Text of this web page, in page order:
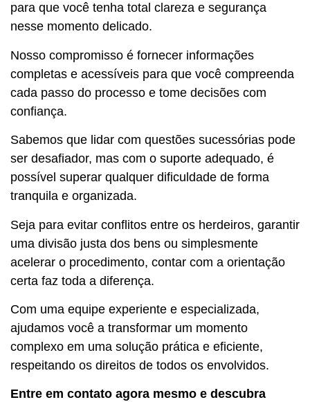
para que você tenha total clareza e segurança
nesse momento delicado.
Nosso compromisso é fornecer informações
completas e acessíveis para que você compreenda
cada passo do processo e tome decisões com
confiança.
Sabemos que lidar com questões sucessórias pode
ser desafiador, mas com o suporte adequado, é
possível superar qualquer dificuldade de forma
tranquila e organizada.
Seja para evitar conflitos entre os herdeiros, garantir
uma divisão justa dos bens ou simplesmente
acelerar o procedimento, contar com a orientação
certa faz toda a diferença.
Com uma equipe experiente e especializada,
ajudamos você a transformar um momento
complexo em uma solução prática e eficiente,
respeitando os direitos de todos os envolvidos.
Entre em contato agora mesmo e descubra